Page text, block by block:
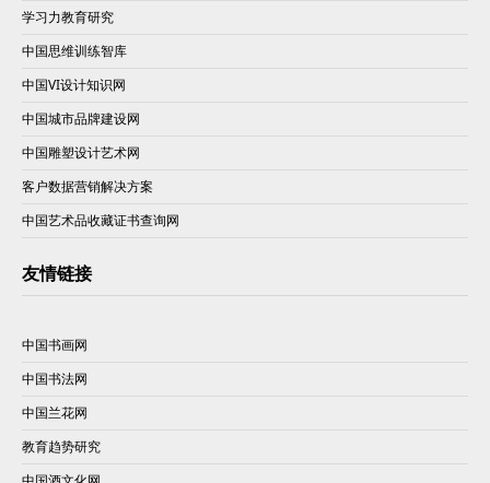
学习力教育研究
中国思维训练智库
中国VI设计知识网
中国城市品牌建设网
中国雕塑设计艺术网
客户数据营销解决方案
中国艺术品收藏证书查询网
友情链接
中国书画网
中国书法网
中国兰花网
教育趋势研究